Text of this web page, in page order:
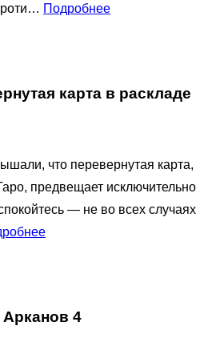
Подробнее
карта в раскладе
что перевернутая карта,
предвещает исключительно
— не во всех случаях
4